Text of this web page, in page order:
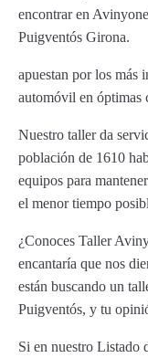
encontrar en
Puigventós Girona.
apuestan por los más
automóvil en óptimas
Nuestro taller da
población de 1610
equipos para
el menor tiempo
¿Conoces Taller
encantaría que nos
están buscando un
Puigventós, y tu
Si en nuestro Listado